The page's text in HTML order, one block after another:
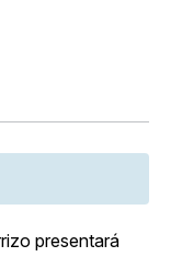
presentará